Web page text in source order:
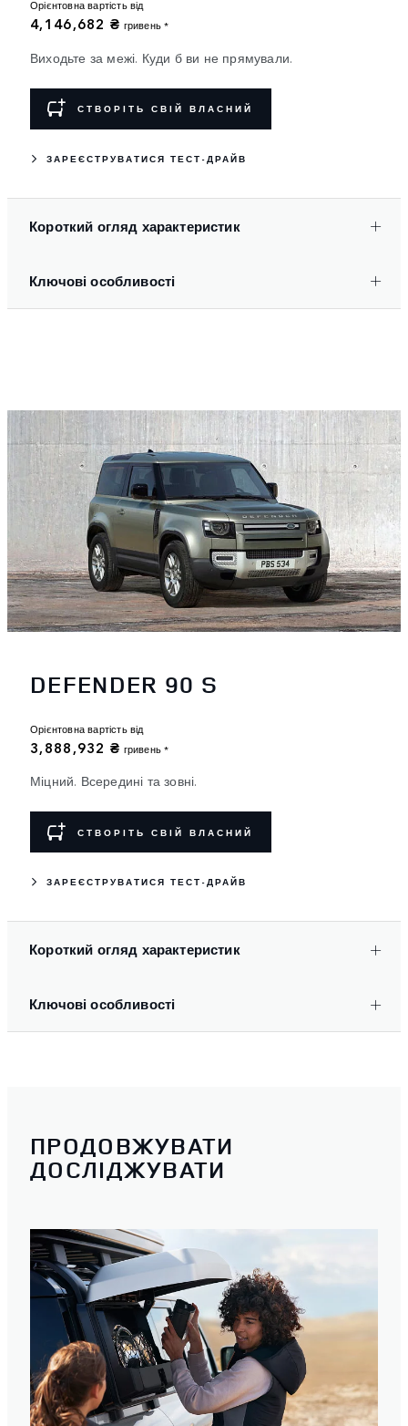
Орієнтовна вартість від
4,146,682 ₴ гривень *
Виходьте за межі. Куди б ви не прямували.
СТВОРІТЬ СВІЙ ВЛАСНИЙ
ЗАРЕЄСТРУВАТИСЯ ТЕСТ-ДРАЙВ
Короткий огляд характеристик
Ключові особливості
DEFENDER 90 S
Орієнтовна вартість від
3,888,932 ₴ гривень *
Міцний. Всередині та зовні.
СТВОРІТЬ СВІЙ ВЛАСНИЙ
ЗАРЕЄСТРУВАТИСЯ ТЕСТ-ДРАЙВ
Короткий огляд характеристик
Ключові особливості
ПРОДОВЖУВАТИ
ДОСЛІДЖУВАТИ